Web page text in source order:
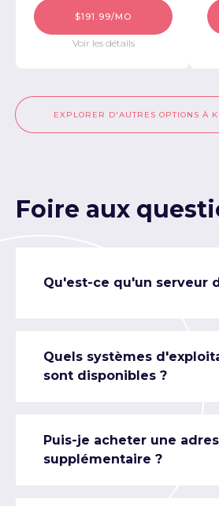
$191.99/MO
Voir les détails
EXPLORER D'AUTRES OPTIONS À
Foire aux
Qu'est-ce qu'un serveur
Quels systèmes
sont disponibles ?
Puis-je acheter une
supplémentaire ?